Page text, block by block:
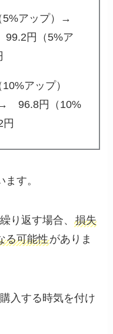
アップ）→
円（5%ア
アップ）
96.8円（10%
円
す。
り返す場合、損失
る可能性がありま
入する時気を付け